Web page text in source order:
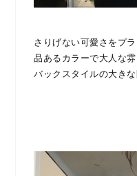
さりげない可愛さをプ
品あるカラーで大人な
バックスタイルの大き